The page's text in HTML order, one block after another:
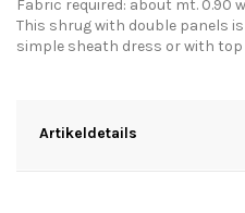
Fabric required: about mt. 0.90
This shrug with double panels
simple sheath dress or with
Artikeldetails